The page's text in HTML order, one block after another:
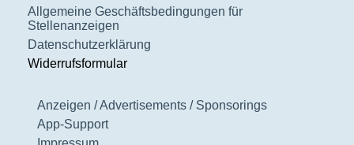
Allgemeine Geschäftsbedingungen für
Stellenanzeigen
Datenschutzerklärung
Widerrufsformular
Anzeigen / Advertisements / Sponsorings
App-Support